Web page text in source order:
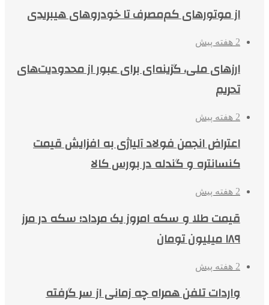
از موتورهای کم‌مصرف تا خودروهای هیبریدی
2 هفته پیش
ارزهای ملی، گزینه‌ای برای عبور از محدودیت‌های
تحریم
2 هفته پیش
اعتراض انجمن فولاد آلیاژی به افزایش قیمت
کنسانتره و گندله در بورس کالا
2 هفته پیش
قیمت طلا و سکه امروز یک مرداد؛ سکه در مرز
۱۸۹ میلیون تومان
2 هفته پیش
واردات تلفن همراه چه زمانی از سر گرفته